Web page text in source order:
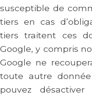
susceptible de
tiers en cas
tiers traitent ces
Google, y compris
Google ne
toute autre
pouvez